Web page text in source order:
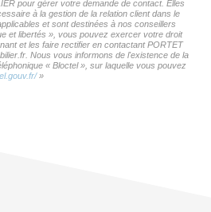
pour gérer votre demande de contact. Elles
à la gestion de la relation client dans le
et sont destinées à nos conseillers
et libertés », vous pouvez exercer votre droit
et les faire rectifier en contactant PORTET
Nous vous informons de l'existence de la
« Bloctel », sur laquelle vous pouvez
»